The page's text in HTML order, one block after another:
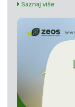
Saznaj više